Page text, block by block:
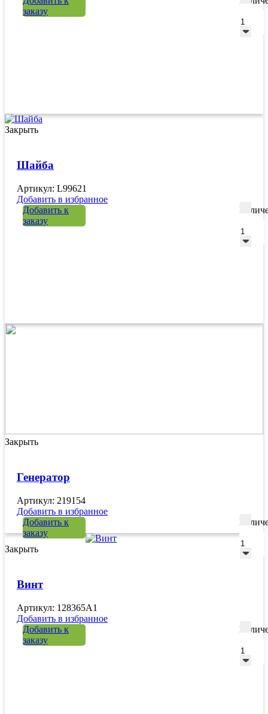
заказу
Закрыть
Шайба
Артикул: L99621
Добавить в избранное
Добавить к
заказу
Закрыть
Генератор
Артикул: 219154
Добавить в избранное
Добавить к
заказу
Закрыть
Винт
Артикул: 128365A1
Добавить в избранное
Добавить к
заказу